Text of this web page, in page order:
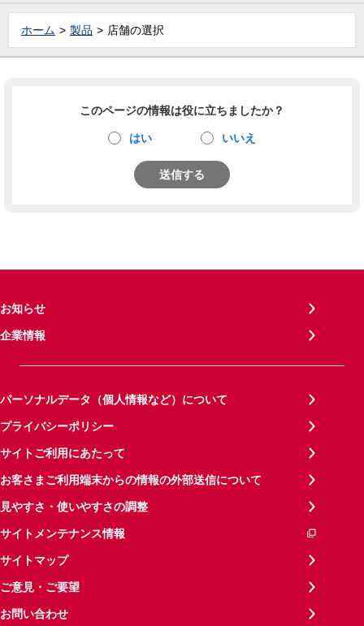
ホーム 製品 店舗の選択
このページの情報は役に立ちましたか？
はい いいえ
送信する
お知らせ
企業情報
パーソナルデータ（個人情報など）について
プライバシーポリシー
サイトご利用にあたって
お客さまご利用端末からの情報の外部送信について
見やすさ・使いやすさの調整
サイトメンテナンス情報
サイトマップ
ご意見・ご要望
お問い合わせ